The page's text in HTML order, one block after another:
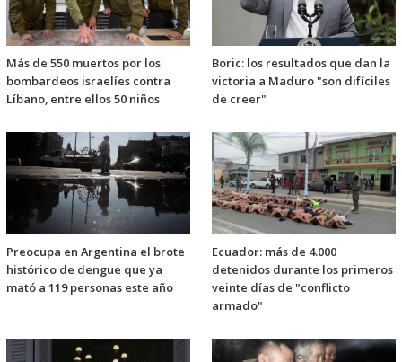
Más de 550 muertos por los
bombardeos israelíes contra
Líbano, entre ellos 50 niños
Boric: los resultados que dan la
victoria a Maduro "son difíciles
de creer"
Preocupa en Argentina el brote
histórico de dengue que ya
mató a 119 personas este año
Ecuador: más de 4.000
detenidos durante los primeros
veinte días de "conflicto
armado"